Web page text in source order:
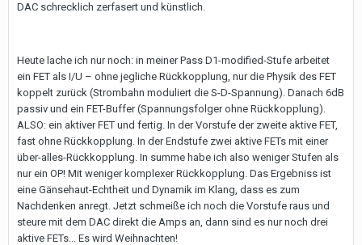
DAC schrecklich zerfasert und künstlich.
Heute lache ich nur noch: in meiner Pass D1-modified-Stufe arbeitet
ein FET als I/U – ohne jegliche Rückkopplung, nur die Physik des FET
koppelt zurück (Strombahn moduliert die S-D-Spannung). Danach 6dB
passiv und ein FET-Buffer (Spannungsfolger ohne Rückkopplung).
ALSO: ein aktiver FET und fertig. In der Vorstufe der zweite aktive FET,
fast ohne Rückkopplung. In der Endstufe zwei aktive FETs mit einer
über-alles-Rückkopplung. In summe habe ich also weniger Stufen als
nur ein OP! Mit weniger komplexer Rückkopplung. Das Ergebniss ist
eine Gänsehaut-Echtheit und Dynamik im Klang, dass es zum
Nachdenken anregt. Jetzt schmeiße ich noch die Vorstufe raus und
steure mit dem DAC direkt die Amps an, dann sind es nur noch drei
aktive FETs... Es wird Weihnachten!